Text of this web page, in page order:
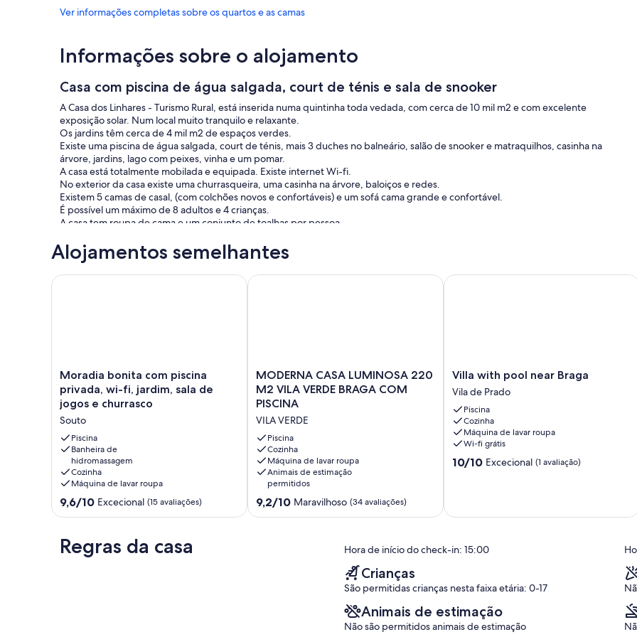
Ver informações completas sobre os quartos e as camas
Informações sobre o alojamento
Casa com piscina de água salgada, court de ténis e sala de snooker
A Casa dos Linhares - Turismo Rural, está inserida numa quintinha toda vedada, com cerca de 10 mil m2 e com excelente
exposição solar. Num local muito tranquilo e relaxante.
Os jardins têm cerca de 4 mil m2 de espaços verdes.
Existe uma piscina de água salgada, court de ténis, mais 3 duches no balneário, salão de snooker e matraquilhos, casinha na
árvore, jardins, lago com peixes, vinha e um pomar.
A casa está totalmente mobilada e equipada. Existe internet Wi-fi.
No exterior da casa existe uma churrasqueira, uma casinha na árvore, baloiços e redes.
Existem 5 camas de casal, (com colchões novos e confortáveis) e um sofá cama grande e confortável.
É possível um máximo de 8 adultos e 4 crianças.
A casa tem roupa de cama e um conjunto de toalhas por pessoa.
Alojamentos semelhantes
Moradia
bonita
com
piscina
privada,
wi-
fi,
jardim,
sala
de
jogos
e
Souto
Moradia bonita com piscina
privada, wi-fi, jardim, sala de
jogos e churrasco
Souto
Piscina
Banheira de
hidromassagem
Cozinha
Máquina de lavar roupa
Pontuação
de
um
9,6/10 Excecional (15 avaliações)
Moradia bonita com piscina privada, wi-fi, jardim, sala de jogos e churrasco
MODERNA
CASA
LUMINOSA
220
M2
VILA
VERDE
BRAGA
COM
PISCINA
VILA
VERDE
MODERNA CASA LUMINOSA 220
M2 VILA VERDE BRAGA COM
PISCINA
VILA VERDE
Piscina
Cozinha
Máquina de lavar roupa
Animais de estimação
permitidos
Pontuação
9,2/10 Maravilhoso (34 avaliações)
MODERNA CASA LUMINOSA 220 M2 VILA VERDE BRAGA COM PISCINA
Villa
with
pool
near
Braga
Vila
de
Prado
Villa with pool near Braga
Vila de Prado
Piscina
Cozinha
Máquina de lavar roupa
Wi-fi grátis
Pontuação
10,
avaliação)
10/10 Excecional (1 avaliação)
Villa with pool near Braga
Regras da casa Hora de início do check-in: 15:00
Crianças
São permitidas crianças nesta faixa etária: 0-17
Animais de estimação
Não são permitidos animais de estimação